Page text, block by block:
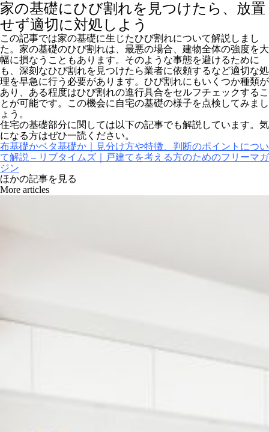
家の基礎にひび割れを見つけたら、放置
せず適切に対処しよう
この記事では家の基礎に生じたひび割れについて解説しまし
た。家の基礎のひび割れは、最悪の場合、建物全体の強度を大
幅に損なうこともあります。そのような事態を避けるために
も、深刻なひび割れを見つけたら業者に依頼するなど適切な処
理を早急に行う必要があります。ひび割れにもいくつか種類が
あり、ある程度はひび割れの進行具合をセルフチェックするこ
とが可能です。この機会に自宅の基礎の様子を点検してみまし
ょう。
住宅の基礎部分に関しては以下の記事でも解説しています。気
になる方はぜひ一読ください。
布基礎かベタ基礎か｜見分け方や特徴、判断のポイントについ
て解説 – リブタイムズ｜戸建てを考える方のためのフリーマガ
ジン
ほかの記事を見る
More articles